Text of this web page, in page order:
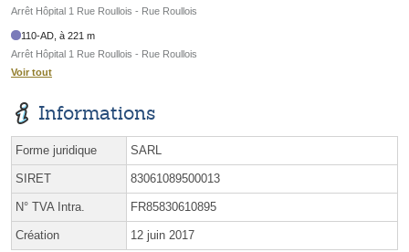
Arrêt Hôpital 1 Rue Roullois - Rue Roullois
110-AD, à 221 m
Arrêt Hôpital 1 Rue Roullois - Rue Roullois
Voir tout
Informations
Forme juridique SARL
SIRET 83061089500013
N° TVA Intra. FR85830610895
Création 12 juin 2017